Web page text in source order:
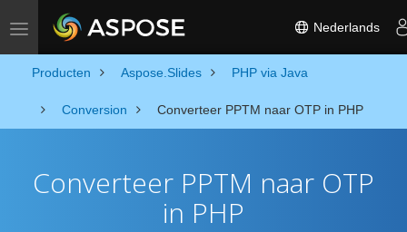
Toggle navigation Nederlands
Producten Aspose.Slides PHP via Java
Conversion Converteer PPTM naar OTP in PHP
Converteer PPTM naar OTP
in PHP